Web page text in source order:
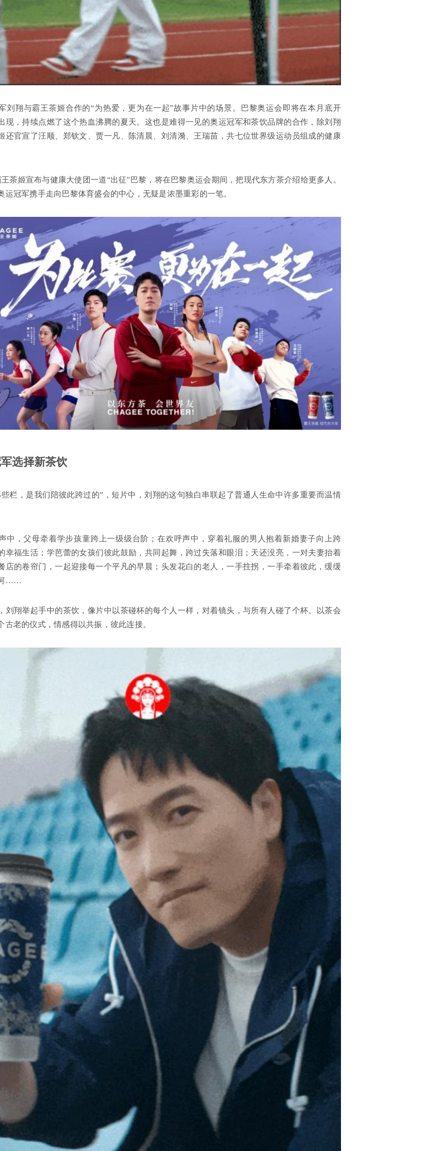
刘翔与霸王茶姬合作的“为热爱，更为在一起”故事片中的场景。巴黎奥运会即将在本月底开
现，持续点燃了这个热血沸腾的夏天。这也是难得一见的奥运冠军和茶饮品牌的合作，除刘翔
还官宣了汪顺、郑钦文、贾一凡、陈清晨、刘清漪、王瑞苗，共七位世界级运动员组成的健康
茶姬宣布与健康大使团一道“出征”巴黎，将在巴黎奥运会期间，把现代东方茶介绍给更多人。
运冠军携手走向巴黎体育盛会的中心，无疑是浓墨重彩的一笔。
选择新茶饮
栏，是我们陪彼此跨过的”，短片中，刘翔的这句独白串联起了普通人生命中许多重要而温情
中，父母牵着学步孩童跨上一级级台阶；在欢呼声中，穿着礼服的男人抱着新婚妻子向上跨
幸福生活；学芭蕾的女孩们彼此鼓励，共同起舞，跨过失落和眼泪；天还没亮，一对夫妻抬着
店的卷帘门，一起迎接每一个平凡的早晨；头发花白的老人，一手拄拐，一手牵着彼此，缓缓
河……
刘翔举起手中的茶饮，像片中以茶碰杯的每个人一样，对着镜头，与所有人碰了个杯。以茶会
古老的仪式，情感得以共振，彼此连接。